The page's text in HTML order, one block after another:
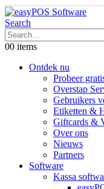
Search
00 items
Ontdek nu
Probeer
Overstap
Gebruikers
Etiketten &
Giftcards &
Over ons
Nieuws
Partners
Software
Kassa